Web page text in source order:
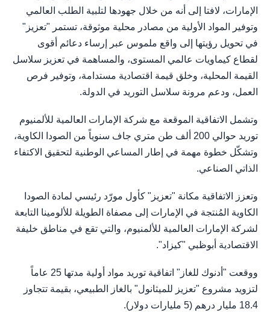
الإمارات، لافتا إلى أنه من خلال جهودها لتلبية الطلب العالمي
وتوفير المواد الأولية من مصادر محلية موثوقة، تستمر "تعزيز"
في تحويل رؤيتها إلى واقع ملموس عبر إرساء دعائم أقوى
لقطاع كيماويات عالمي المستوى، والمساهمة في تعزيز سلاسل
القيمة المحلية، وخلق قيمة اقتصادية مستدامة، وتوفير فرص
العمل، ودعم مرونة سلاسل التوريد في الدولة.
وتشمل الاتفاقية الموقعة مع شركة الإمارات العالمية للألمنيوم
توريد حوالي 200 ألف طن متري جاف سنوياً من الصودا الكاوية،
وتشكّل خطوة مهمة في إطار المساعي الوطنية لتحقيق الاكتفاء
الذاتي الصناعي.
وتعزز الاتفاقية مكانة "تعزيز" كأول مورّد رئيسي لمادة الصودا
الكاوية المُنتجة في الإمارات إلى مصفاة الطويلة للألومينا التابعة
لشركة الإمارات العالمية للألمنيوم، والتي تقع في مناطق خليفة
الاقتصادية أبوظبي "كيزاد".
ووقعت "أدنوك للغاز" اتفاقية توريد مواد أولية مدتها 25 عاماً
لتزويد مشروع "تعزيز للميثانول" بالغاز الطبيعي، بقيمة تتجاوز
18.4 مليار درهم (5 مليارات دولار).